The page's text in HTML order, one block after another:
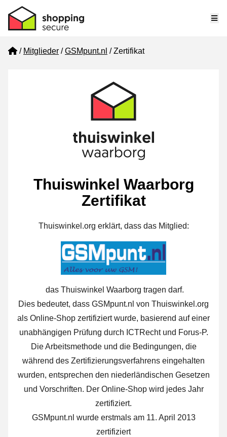
Home
Mitglieder GSMpunt.nl Zertifikat
Thuiswinkel Waarborg
Zertifikat
Thuiswinkel.org erklärt, dass das Mitglied:
das Thuiswinkel Waarborg tragen darf.
Dies bedeutet, dass GSMpunt.nl von Thuiswinkel.org
als Online-Shop zertifiziert wurde, basierend auf einer
unabhängigen Prüfung durch ICTRecht und Forus-P.
Die Arbeitsmethode und die Bedingungen, die
während des Zertifizierungsverfahrens eingehalten
wurden, entsprechen den niederländischen Gesetzen
und Vorschriften. Der Online-Shop wird jedes Jahr
zertifiziert.
GSMpunt.nl wurde erstmals am 11. April 2013
zertifiziert